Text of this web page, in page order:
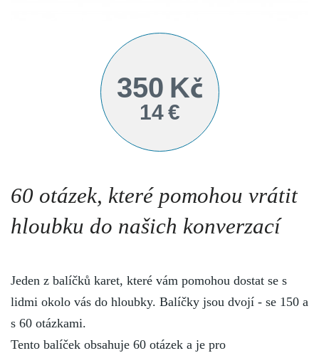
350 Kč
14 €
60 otázek, které pomohou vrátit
hloubku do našich konverzací
Jeden z balíčků karet, které vám pomohou dostat se s
lidmi okolo vás do hloubky. Balíčky jsou dvojí - se 150 a
s 60 otázkami.
Tento balíček obsahuje 60 otázek a je pro